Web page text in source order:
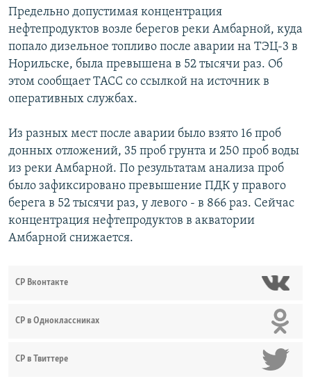
Все сайты РСЕ/РС
Предельно допустимая концентрация
нефтепродуктов возле берегов реки Амбарной, куда
попало дизельное топливо после аварии на ТЭЦ-3 в
Норильске, была превышена в 52 тысячи раз. Об
этом сообщает ТАСС со ссылкой на источник в
оперативных службах.
Из разных мест после аварии было взято 16 проб
донных отложений, 35 проб грунта и 250 проб воды
из реки Амбарной. По результатам анализа проб
было зафиксировано превышение ПДК у правого
берега в 52 тысячи раз, у левого - в 866 раз. Сейчас
концентрация нефтепродуктов в акватории
Амбарной снижается.
СР Вконтакте
СР в Одноклассниках
СР в Твиттере